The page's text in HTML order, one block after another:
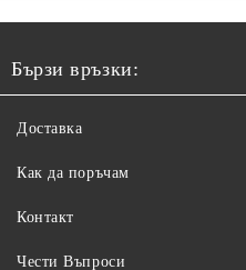
Бързи връзки:
Доставка
Как да поръчам
Контакт
Чести Въпроси